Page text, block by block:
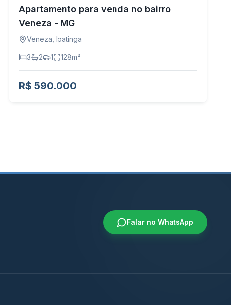
Apartamento para venda no bairro
Veneza - MG
Veneza Ipatinga
3 2 1 128m²
R$ 590.000
Falar no WhatsApp